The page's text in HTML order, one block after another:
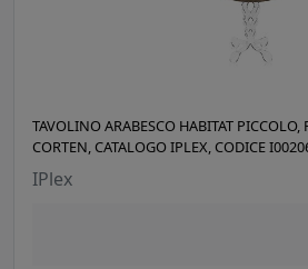
TAVOLINO ARABESCO HABITAT
CORTEN, CATALOGO IPLEX, CODICE
IPlex